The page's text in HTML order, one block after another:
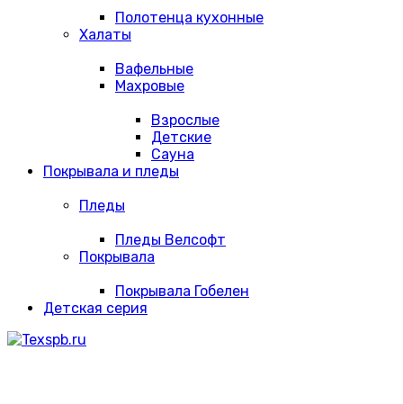
Полотенца кухонные
Халаты
Вафельные
Махровые
Взрослые
Детские
Сауна
Покрывала и пледы
Пледы
Пледы Велсофт
Покрывала
Покрывала Гобелен
Детская серия